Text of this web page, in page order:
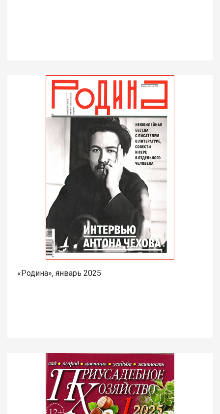
«Родина», январь 2025